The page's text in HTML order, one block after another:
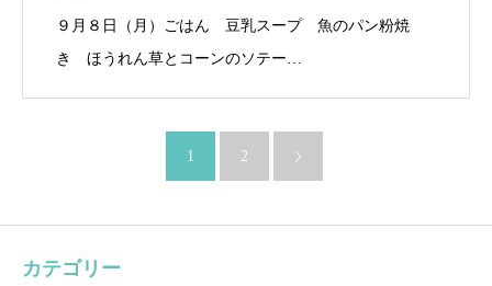
９月８日（月）ごはん 豆乳スープ 魚のパン粉焼
き ほうれん草とコーンのソテー…
1 2
カテゴリー